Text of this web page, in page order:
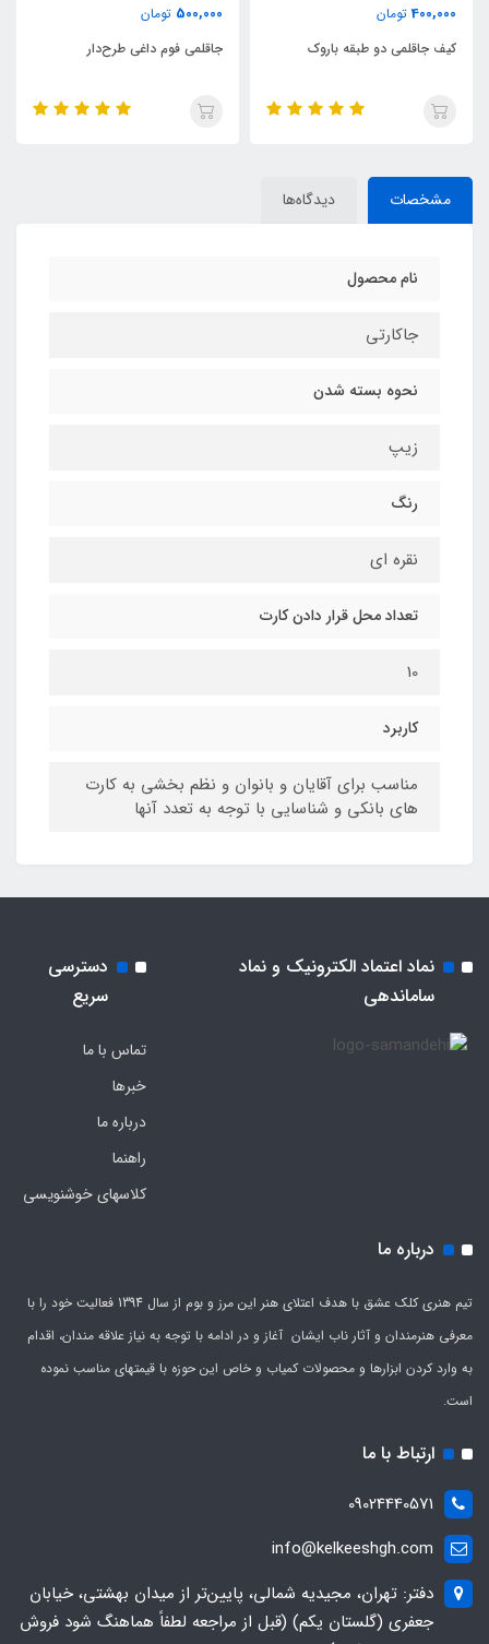
500,000
جاقلمی فوم داغی طرح‌دار
140,000
استند و جامدادی جیبی دکمه‌‌دار
مشخصات دیدگاه‌ها
نام محصول
جاکارتی
نحوه بسته شدن
زیپ
رنگ
نقره ای
تعداد محل قرار دادن کارت
10
کاربرد
مناسب برای آقایان و بانوان و نظم بخشی به کارت
های بانکی و شناسایی با توجه به تعدد آنها
نماد اعتماد الکترونیک و نماد
ساماندهی
دسترسی
سریع
تماس با ما
خبرها
درباره ما
راهنما
کلاسهای خوشنویسی
درباره ما
تیم هنری کلک عشق با هدف اعتلای هنر این مرز و بوم از سال 1394 فعالیت خود را با
معرفی هنرمندان و آثار ناب ایشان آغاز و در ادامه با توجه به نیاز علاقه مندان، اقدام
به وارد کردن ابزارها و محصولات کمیاب و خاص این حوزه با قیمتهای مناسب نموده
است.
ارتباط با ما
09024440571
info@kelkeeshgh.com
دفتر: تهران، مجیدیه شمالی، پایین‌تر از میدان بهشتی، خیابان
جعفری (گلستان یکم) (قبل از مراجعه لطفاً هماهنگ شود فروش